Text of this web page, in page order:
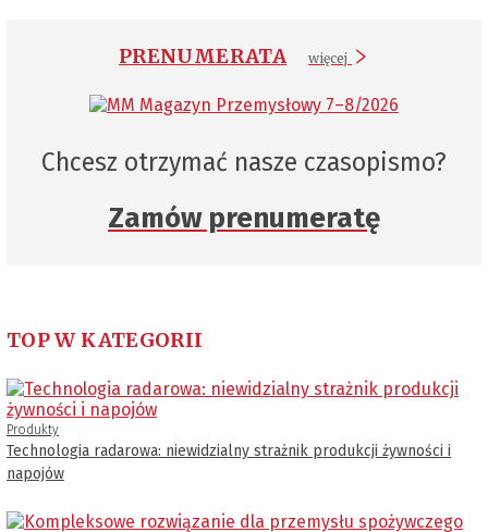
PRENUMERATA więcej
Chcesz otrzymać nasze czasopismo?
Zamów prenumeratę
TOP W KATEGORII
Produkty
Technologia radarowa: niewidzialny strażnik produkcji żywności i
napojów